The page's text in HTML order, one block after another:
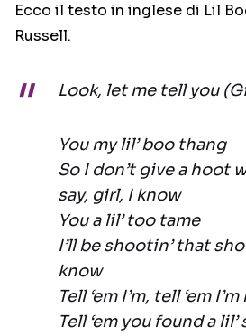
Ecco il testo in inglese di Lil
Russell.
Look, let me tell you
You my lil’ boo thang
So I don’t give a hoot
say, girl, I know
You a lil’ too tame
I’ll be shootin’ that
know
Tell ‘em I’m, tell ‘em
Tell ‘em you found a